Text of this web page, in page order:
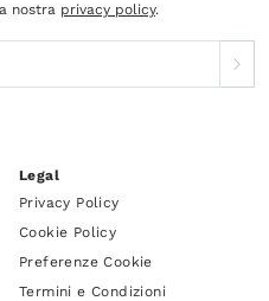
nostra privacy policy.
Legal
Privacy Policy
Cookie Policy
Preferenze Cookie
Termini e Condizioni